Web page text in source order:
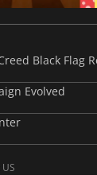
Evolved